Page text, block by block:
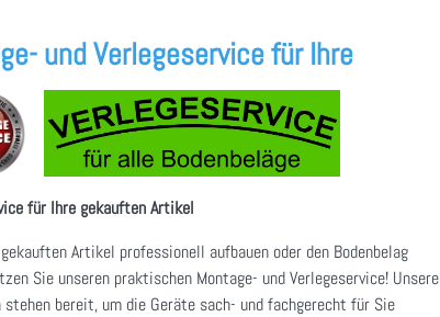
und Verlegeservice für Ihre
für Ihre gekauften Artikel
Artikel professionell aufbauen oder den Bodenbelag
Sie unseren praktischen Montage- und Verlegeservice! Unsere
bereit, um die Geräte sach- und fachgerecht für Sie